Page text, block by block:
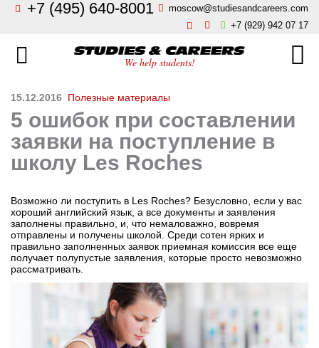
+7 (495) 640-8001
moscow@studiesandcareers.com
+7 (929) 942 07 17
We help students!
Бизнес, менеджмент, финансы
Искусство, мода, дизайн
Архитектура и инжиниринг
Языковые школы
Гостиничный бизнес, туризм
Кулинарное искусство
Бординговые школы
15.12.2016 Полезные материалы
5 ошибок при составлении
заявки на поступление в
школу Les Roches
Возможно ли поступить в Les Roches? Безусловно, если у вас
хороший английский язык, а все документы и заявления
заполнены правильно, и, что немаловажно, вовремя
отправлены и получены школой. Среди сотен ярких и
правильно заполненных заявок приемная комиссия все еще
получает полупустые заявления, которые просто невозможно
рассматривать.
Главная
Направления
О нас
Новости
Отзывы
Контакты